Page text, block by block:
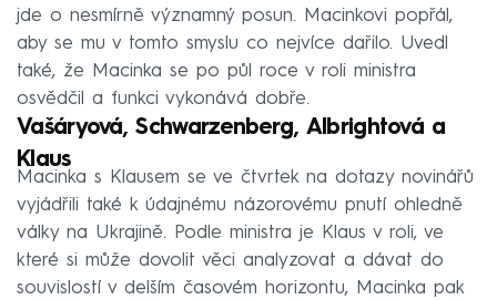
jde o nesmírně významný posun. Macinkovi popřál,
aby se mu v tomto smyslu co nejvíce dařilo. Uvedl
také, že Macinka se po půl roce v roli ministra
osvědčil a funkci vykonává dobře.
Vašáryová, Schwarzenberg, Albrightová a
Klaus
Macinka s Klausem se ve čtvrtek na dotazy novinářů
vyjádřili také k údajnému názorovému pnutí ohledně
války na Ukrajině. Podle ministra je Klaus v roli, ve
které si může dovolit věci analyzovat a dávat do
souvislostí v delším časovém horizontu, Macinka pak